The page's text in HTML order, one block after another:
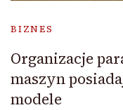
BIZNES
Organizacje
maszyn
modele